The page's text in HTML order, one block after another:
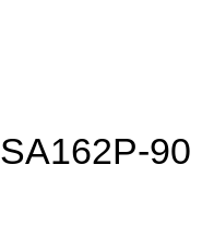
SA162P-90